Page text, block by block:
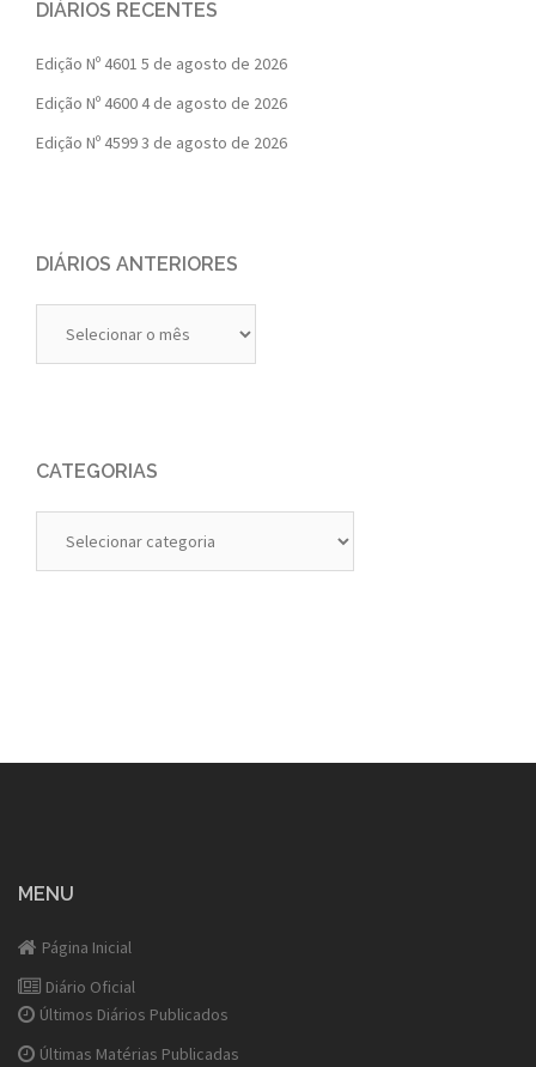
DIÁRIOS RECENTES
Edição Nº 4601 5 de agosto de 2026
Edição Nº 4600 4 de agosto de 2026
Edição Nº 45993 de agosto de 2026
DIÁRIOS ANTERIORES
Anteriores
CATEGORIAS
MENU
Página Inicial
Diário Oficial
Últimos Diários Publicados
Últimas Matérias Publicadas